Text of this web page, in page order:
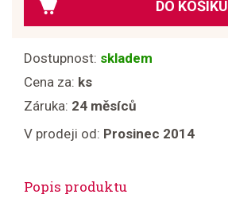
DO KOŠÍKU
Dostupnost: skladem
Cena za: ks
Záruka: 24 měsíců
V prodeji od: Prosinec 2014
Popis produktu